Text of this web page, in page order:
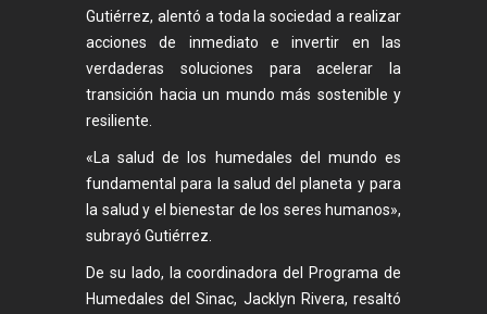
Gutiérrez, alentó a toda la sociedad a realizar
acciones de inmediato e invertir en las
verdaderas soluciones para acelerar la
transición hacia un mundo más sostenible y
resiliente.
«La salud de los humedales del mundo es
fundamental para la salud del planeta y para
la salud y el bienestar de los seres humanos»,
subrayó Gutiérrez.
De su lado, la coordinadora del Programa de
Humedales del Sinac, Jacklyn Rivera, resaltó